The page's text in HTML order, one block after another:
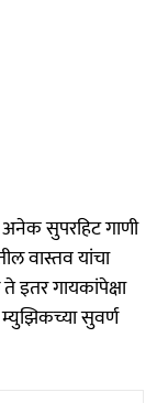
सुपरहिट गाणी
वास्तव यांचा
गायकांपेक्षा
सुवर्ण